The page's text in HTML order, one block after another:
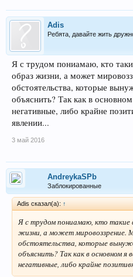
Adis
Ребята, давайте жить
Я с трудом пониамаю, кто
образ жизни, а может
обстоятельства, которые
объяснить? Так как в
негативные, либо крайне
явлении...
3 май 2016
AndreykaSPb
Заблокированные
Adis сказал(а): ↑
Я с трудом пониамаю, кто
жизни, а может
обстоятельства, которые
объяснить? Так как в основном я
негативные, либо крайне